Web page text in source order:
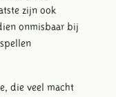
zijn ook
onmisbaar bij
die veel macht